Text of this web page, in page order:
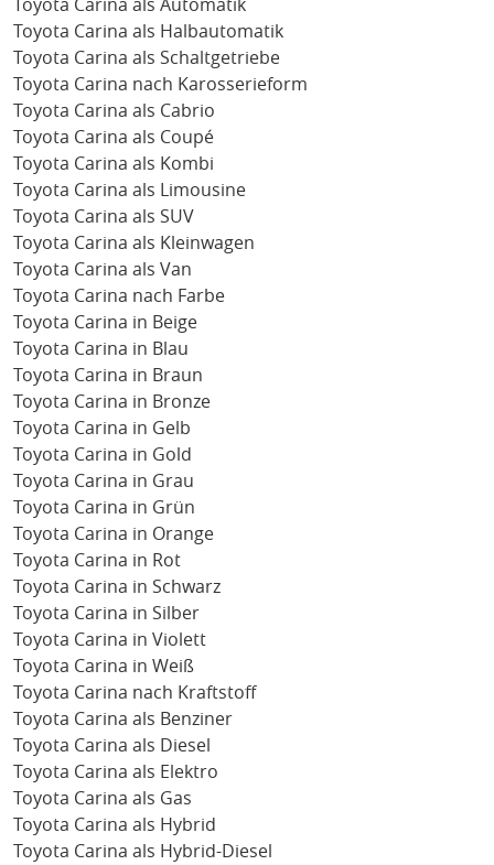
Toyota Carina als Automatik
Toyota Carina als Halbautomatik
Toyota Carina als Schaltgetriebe
Toyota Carina nach Karosserieform
Toyota Carina als Cabrio
Toyota Carina als Coupé
Toyota Carina als Kombi
Toyota Carina als Limousine
Toyota Carina als SUV
Toyota Carina als Kleinwagen
Toyota Carina als Van
Toyota Carina nach Farbe
Toyota Carina in Beige
Toyota Carina in Blau
Toyota Carina in Braun
Toyota Carina in Bronze
Toyota Carina in Gelb
Toyota Carina in Gold
Toyota Carina in Grau
Toyota Carina in Grün
Toyota Carina in Orange
Toyota Carina in Rot
Toyota Carina in Schwarz
Toyota Carina in Silber
Toyota Carina in Violett
Toyota Carina in Weiß
Toyota Carina nach Kraftstoff
Toyota Carina als Benziner
Toyota Carina als Diesel
Toyota Carina als Elektro
Toyota Carina als Gas
Toyota Carina als Hybrid
Toyota Carina als Hybrid-Diesel